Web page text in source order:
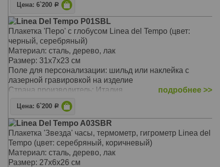
Цена: 6`200 Р
Linea Del Tempo P01SBL
Плакетка 'Перо' с глобусом Linea del Tempo (цвет:
черный, серебряный)
Материал: сталь, дерево, лак
Размер: 31х7х23 см
Поле для персонализации: шильд или наклейка с
лазерной гравировкой на изделие
Страна производитель: Италия
подробнее >>
Цена: 6`200 Р
Linea Del Tempo A03SBR
Плакетка 'Звезда' часы, термометр, гигрометр Linea del
Tempo (цвет: серебряный, коричневый)
Материал: сталь, дерево, лак
Размер: 27х6х26 см